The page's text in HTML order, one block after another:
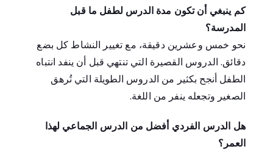
كم ينبغي أن تكون مدة الدرس لطفل ما قبل
المدرسة؟
نحو خمس وعشرين دقيقة، مع تغيير النشاط كل بضع
دقائق. الدروس القصيرة التي تنتهي قبل أن ينفد انتباه
الطفل أنجح بكثير من الدروس الطويلة التي تُرهق
الصغير وتجعله ينفر من اللغة.
هل الدرس الفردي أفضل من الدرس الجماعي لهذا
العمر؟